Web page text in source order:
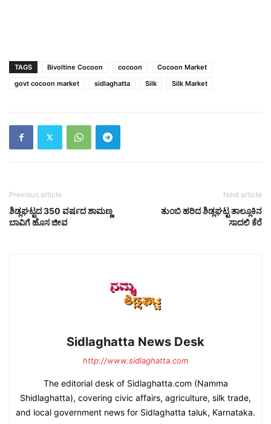
TAGS Bivoltine Cocoon cocoon
Cocoon Market
govt cocoon market
sidlaghatta Silk Silk Market
Previous article
ಶಿಡ್ಲಘಟ್ಟದ 350 ವರ್ಷದ ಶಾಮಣ್ಣ
ಬಾವಿಗೆ ಹೊಸ ಜೀವ
Next article
ತುಂಬಿ ಹರಿದ ಶಿಡ್ಲಘಟ್ಟ ತಾಲ್ಲೂಕಿನ
ಸಾದಲಿ ಕೆರೆ
Sidlaghatta News Desk
http://www.sidlaghatta.com
The editorial desk of Sidlaghatta.com (Namma
Shidlaghatta), covering civic affairs, agriculture, silk trade,
and local government news for Sidlaghatta taluk, Karnataka.